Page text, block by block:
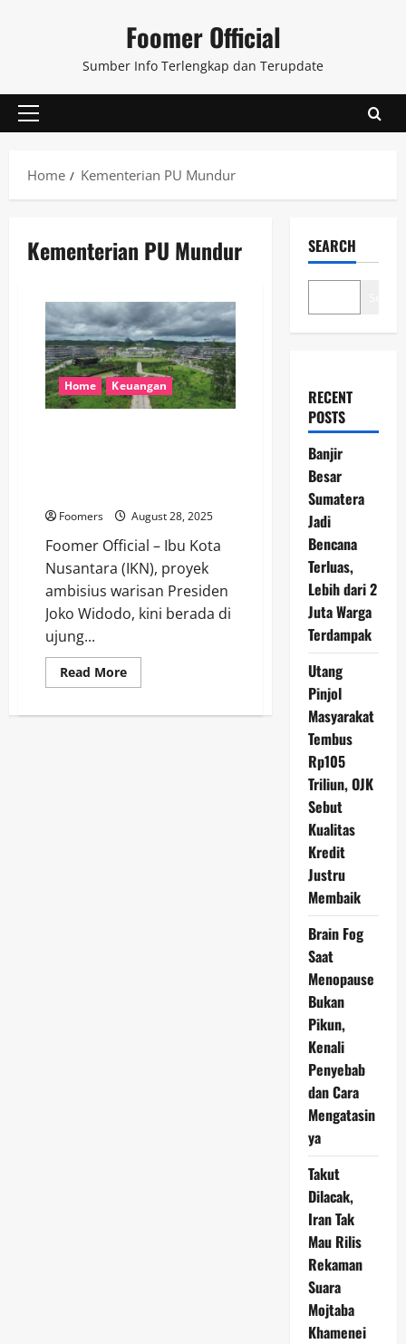
Foomer Official
Sumber Info Terlengkap dan Terupdate
Primary
Home
Kementerian PU Mundur
Kementerian PU Mundur
Home Keuangan
Foomers August 28, 2025
Foomer Official – Ibu Kota
Nusantara (IKN), proyek
ambisius warisan Presiden
Joko Widodo, kini berada di
ujung...
Read MoreRead
more
Suram
SEARCH
RECENT
POSTS
Banjir
Besar
Sumatera
Jadi
Bencana
Terluas,
Lebih dari 2
Juta Warga
Terdampak
Utang
Pinjol
Masyarakat
Tembus
Rp105
Triliun, OJK
Sebut
Kualitas
Kredit
Justru
Membaik
Brain Fog
Saat
Menopause
Bukan
Pikun,
Kenali
Penyebab
dan Cara
Mengatasin
ya
Takut
Dilacak,
Iran Tak
Mau Rilis
Rekaman
Suara
Mojtaba
Khamenei